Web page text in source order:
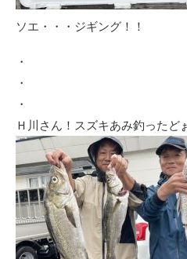
ソエ・・・ジギング！！
・
・
・
Ｈ川さん！スズキあみ釣ったど